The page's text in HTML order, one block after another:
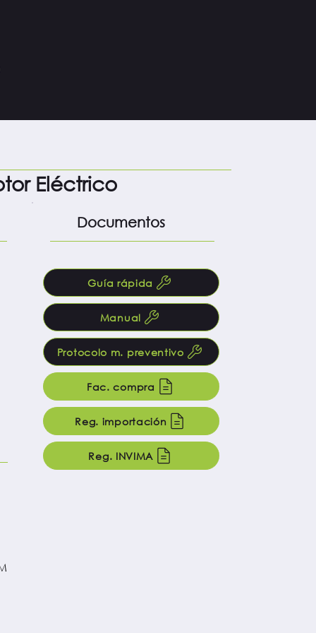
Eléctrico
Documentos
Guía rápida
Manual
Protocolo m. preventivo
Fac. compra
Reg. importación
Reg. INVIMA